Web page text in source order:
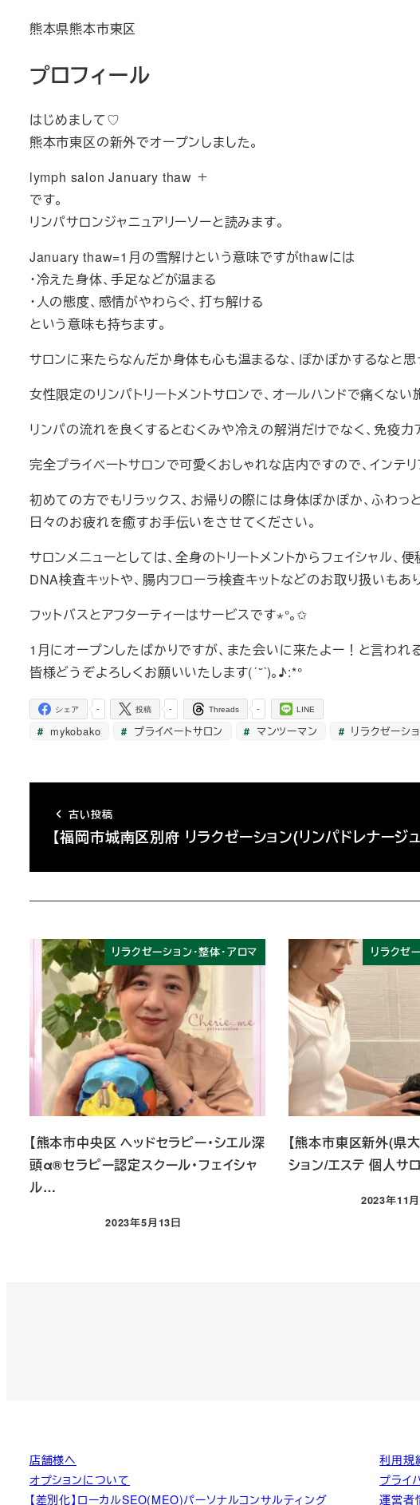
熊本県熊本市東区
プロフィール
はじめまして♡
熊本市東区の新外でオープンしました。
lymph salon January thaw ＋
です。
リンパサロンジャニュアリーソーと読みます。
January thaw=1月の雪解けという意味ですがthawには
・冷えた身体、手足などが温まる
・人の態度、感情がやわらぐ、打ち解ける
という意味も持ちます。
サロンに来たらなんだか身体も心も温まるな、ぽかぽかするなと思
女性限定のリンパトリートメントサロンで、オールハンドで痛くない
リンパの流れを良くするとむくみや冷えの解消だけでなく、免疫力
完全プライベートサロンで可愛くおしゃれな店内ですので、インテ
初めての方でもリラックス、お帰りの際には身体ぽかぽか、ふわっ
日々のお疲れを癒すお手伝いをさせてください。
サロンメニューとしては、全身のトリートメントからフェイシャル
DNA検査キットや、腸内フローラ検査キットなどのお取り扱いも
フットバスとアフターティーはサービスです⋆°｡✩
1月にオープンしたばかりですが、また会いに来たよー！と言われ
皆様どうぞよろしくお願いいたします(ˊ˘ˋ)｡♪:*°
-
シェア -
投稿 -
Threads LINE
mykobako プライベートサロン マンツーマン リラクゼーシ
古い投稿
【福岡市城南区別府 リラクゼーション(リンパドレナージ
リラクゼーション・整体・アロマ
【熊本市中央区 ヘッドセラピー・シエル深
頭α®セラピー認定スクール・フェイシャ
ル…
投稿日
2023年5月13日
リラクゼ
【熊本市東区新外(県
ション/エステ 個人サ
投稿日
2023年11
店舗様へ
オプションについて
【差別化】ローカルSEO(MEO)パーソナルコンサルティング
利用規
プライ
運営者